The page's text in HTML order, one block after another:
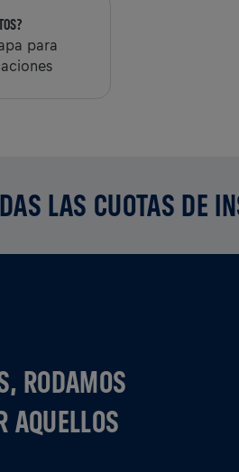
para
LAS CUOTAS DE
RODAMOS
AQUELLOS